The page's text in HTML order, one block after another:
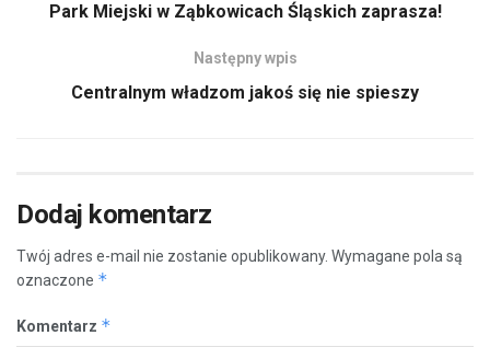
Park Miejski w Ząbkowicach Śląskich zaprasza!
Następny wpis
Centralnym władzom jakoś się nie spieszy
Dodaj komentarz
Twój adres e-mail nie zostanie opublikowany. Wymagane pola są
oznaczone *
Komentarz *